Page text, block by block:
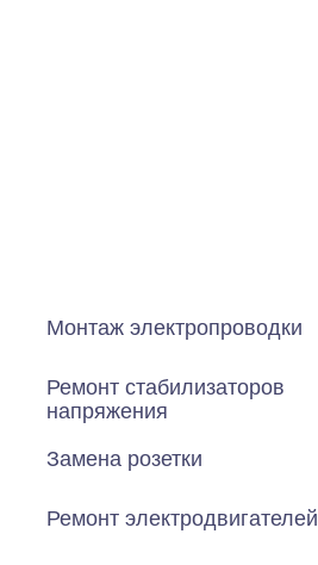
Монтаж электропроводки
Ремонт стабилизаторов
напряжения
Замена розетки
Ремонт электродвигателей